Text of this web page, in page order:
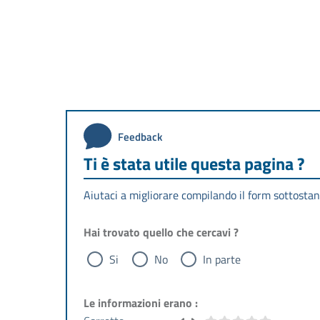
Feedback
Ti è stata utile questa pagina ?
Aiutaci a migliorare compilando il form
Hai trovato quello che cercavi ?
Si
No In parte
Le informazioni erano :